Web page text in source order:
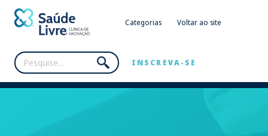
Categorias Voltar ao site
INSCREVA-SE